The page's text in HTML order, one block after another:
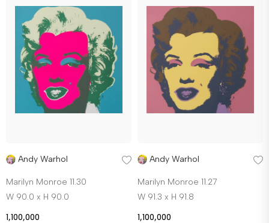
Andy Warhol
Marilyn Monroe 11.30
W 90.0 x H 90.0
1,100,000
Andy Warhol
Marilyn Monroe 11.27
W 91.3 x H 91.8
1,100,000